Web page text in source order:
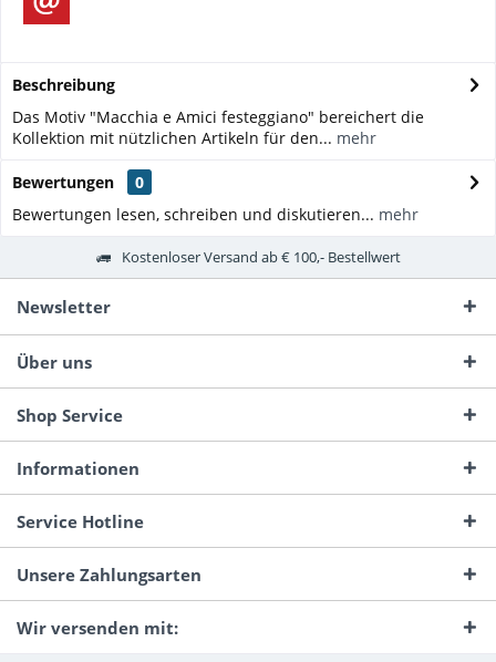
Beschreibung
Das Motiv "Macchia e Amici festeggiano" bereichert die
Kollektion mit nützlichen Artikeln für den... mehr
Bewertungen
0
Bewertungen lesen, schreiben und diskutieren... mehr
Kostenloser Versand ab € 100,- Bestellwert
Newsletter
Über uns
Shop Service
Informationen
Service Hotline
Unsere Zahlungsarten
Wir versenden mit: